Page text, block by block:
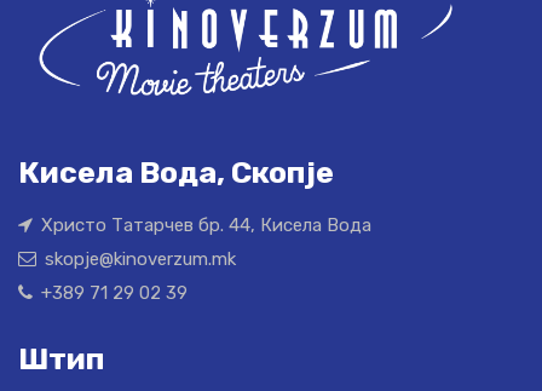
Кисела Вода, Скопје
Христо Татарчев бр. 44, Кисела Вода
skopje@kinoverzum.mk
+389 71 29 02 39
Штип